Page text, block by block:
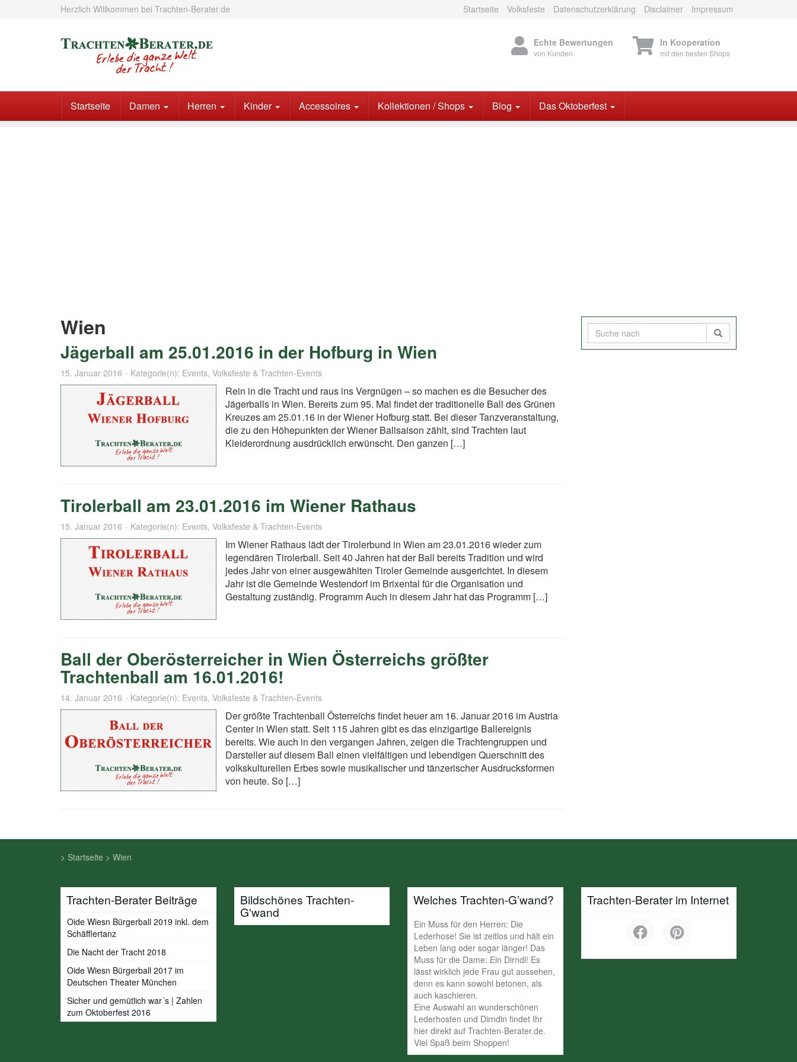
Herzlich Willkommen bei Trachten-Berater.de Startseite Volksfeste Datenschutzerklärung Disclaimer Impressum
Echte Bewertungen
von Kunden
In Kooperation
mit den besten Shops
Startseite Damen Herren Kinder Accessoires Kollektionen / Shops Blog Das Oktoberfest
Wien
Jägerball am 25.01.2016 in der Hofburg in Wien
15. Januar 2016 Kategorie(n): Events, Volksfeste & Trachten-Events
Rein in die Tracht und raus ins Vergnügen – so machen es die Besucher des
Jägerballs in Wien. Bereits zum 95. Mal findet der traditionelle Ball des Grünen
Kreuzes am 25.01.16 in der Wiener Hofburg statt. Bei dieser Tanzveranstaltung,
die zu den Höhepunkten der Wiener Ballsaison zählt, sind Trachten laut
Kleiderordnung ausdrücklich erwünscht. Den ganzen […]
Tirolerball am 23.01.2016 im Wiener Rathaus
15. Januar 2016 Kategorie(n): Events, Volksfeste & Trachten-Events
Im Wiener Rathaus lädt der Tirolerbund in Wien am 23.01.2016 wieder zum
legendären Tirolerball. Seit 40 Jahren hat der Ball bereits Tradition und wird
jedes Jahr von einer ausgewählten Tiroler Gemeinde ausgerichtet. In diesem
Jahr ist die Gemeinde Westendorf im Brixental für die Organisation und
Gestaltung zuständig. Programm Auch in diesem Jahr hat das Programm […]
Ball der Oberösterreicher in Wien Österreichs größter
Trachtenball am 16.01.2016!
14. Januar 2016 Kategorie(n): Events, Volksfeste & Trachten-Events
Der größte Trachtenball Österreichs findet heuer am 16. Januar 2016 im Austria
Center in Wien statt. Seit 115 Jahren gibt es das einzigartige Ballereignis
bereits. Wie auch in den vergangen Jahren, zeigen die Trachtengruppen und
Darsteller auf diesem Ball einen vielfältigen und lebendigen Querschnitt des
volkskulturellen Erbes sowie musikalischer und tänzerischer Ausdrucksformen
von heute. So […]
> Startseite > Wien
Trachten-Berater Beiträge
Oide Wiesn Bürgerball 2019 inkl. dem
Schäfflertanz
Die Nacht der Tracht 2018
Oide Wiesn Bürgerball 2017 im
Deutschen Theater München
Sicher und gemütlich war´s | Zahlen
zum Oktoberfest 2016
Bildschönes Trachten-
G'wand
Welches Trachten-G’wand?
Ein Muss für den Herren: Die
Lederhose! Sie ist zeitlos und hält ein
Leben lang oder sogar länger! Das
Muss für die Dame: Ein Dirndl! Es
lässt wirklich jede Frau gut aussehen,
denn es kann sowohl betonen, als
auch kaschieren.
Eine Auswahl an wunderschönen
Lederhosten und Dirndln findet Ihr
hier direkt auf Trachten-Berater.de.
Viel Spaß beim Shoppen!
Trachten-Berater im Internet